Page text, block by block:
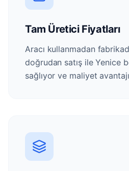
Tam Üretici Fiyatları
Aracı kullanmadan
doğrudan satış ile Yenice
sağlıyor ve maliyet